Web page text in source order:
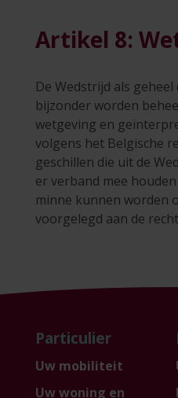
Artikel 8:
De Wedstrijd als
bijzonder worden
wetgeving en
volgens het Belgische
geschillen die uit de
er verband mee
minne kunnen worden
voorgelegd aan de
Particulier
Uw mobiliteit
Uw woning en